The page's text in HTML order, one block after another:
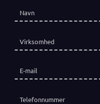
Navn
Virksomhed
E-mail
Telefon*
(påkrævet)